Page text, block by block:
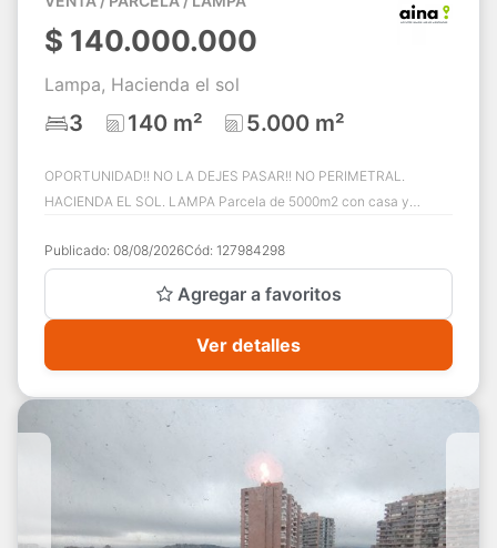
$ 140.000.000
Lampa, Hacienda el sol
3 140 m² 5.000 m²
OPORTUNIDAD!! NO LA DEJES PASAR!! NO PERIMETRAL.
HACIENDA EL SOL. LAMPA Parcela de 5000m2 con casa y
Publicado: 08/08/2026Cód: 127984298
Agregar a favoritos
Ver detalles